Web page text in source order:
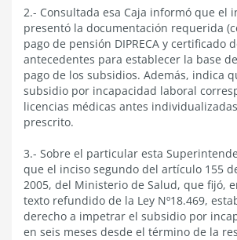
2.- Consultada esa Caja informó que el
presentó la documentación requerida
pago de pensión DIPRECA y certificado
antecedentes para establecer la base
pago de los subsidios. Además, indica
subsidio por incapacidad laboral
licencias médicas antes
prescrito.
3.- Sobre el particular esta
que el inciso segundo del artículo 155
2005, del Ministerio de Salud, que fijó,
texto refundido de la Ley Nº18.469,
derecho a impetrar el subsidio por
en seis meses desde el término de la